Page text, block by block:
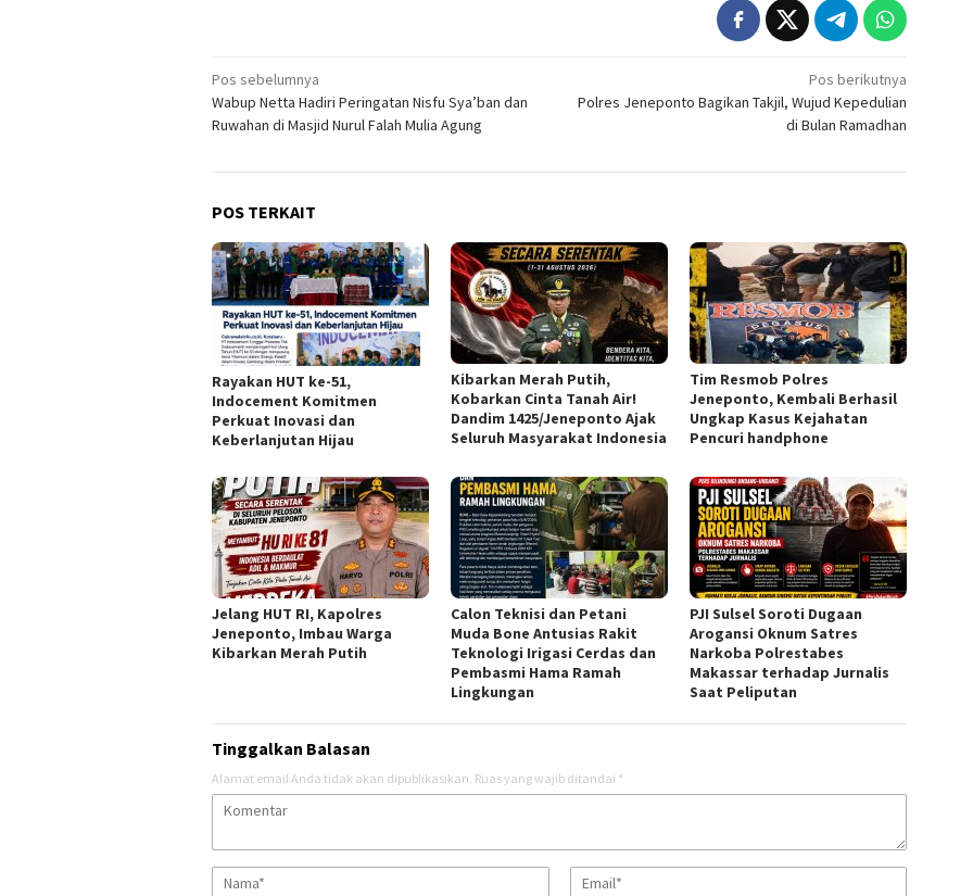
Navigasi
pos
Pos sebelumnya
Wabup Netta Hadiri Peringatan Nisfu Sya’ban dan
Ruwahan di Masjid Nurul Falah Mulia Agung
Pos berikutnya
Polres Jeneponto Bagikan Takjil, Wujud Kepedulian
di Bulan Ramadhan
POS TERKAIT
Rayakan HUT ke-51,
Indocement Komitmen
Perkuat Inovasi dan
Keberlanjutan Hijau
Kibarkan Merah Putih,
Kobarkan Cinta Tanah Air!
Dandim 1425/Jeneponto Ajak
Seluruh Masyarakat Indonesia
Tim Resmob Polres
Jeneponto, Kembali Berhasil
Ungkap Kasus Kejahatan
Pencuri handphone
Jelang HUT RI, Kapolres
Jeneponto, Imbau Warga
Kibarkan Merah Putih
Calon Teknisi dan Petani
Muda Bone Antusias Rakit
Teknologi Irigasi Cerdas dan
Pembasmi Hama Ramah
Lingkungan
PJI Sulsel Soroti Dugaan
Arogansi Oknum Satres
Narkoba Polrestabes
Makassar terhadap Jurnalis
Saat Peliputan
Tinggalkan Balasan
Alamat email Anda tidak akan dipublikasikan. Ruas yang wajib ditandai *